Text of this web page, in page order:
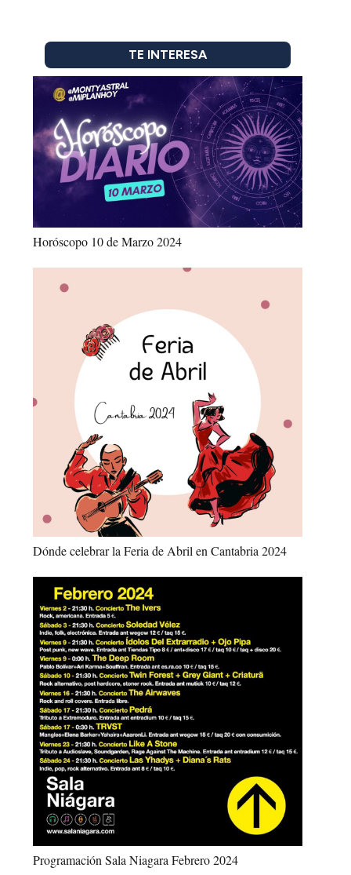
TE INTERESA
Horóscopo 10 de Marzo 2024
Dónde celebrar la Feria de Abril en Cantabria 2024
Programación Sala Niagara Febrero 2024